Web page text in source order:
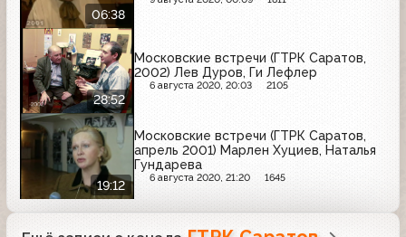
06:38
28:52
Московские встречи (ГТРК Саратов,
2002) Лев Дуров, Ги Лефлер
6 августа 2020, 20:03 2105
19:12
Московские встречи (ГТРК Саратов,
апрель 2001) Марлен Хуциев, Наталья
Гундарева
6 августа 2020, 21:20 1645